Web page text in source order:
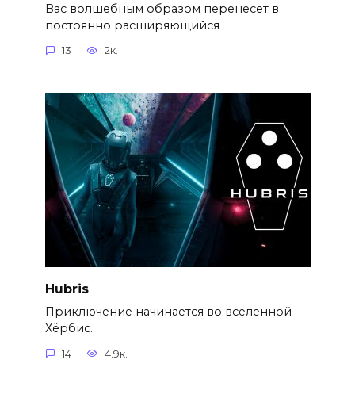
Вас волшебным образом перенесет в
постоянно расширяющийся
13 2к.
Hubris
Приключение начинается во вселенной
Хёрбис.
14 4.9к.